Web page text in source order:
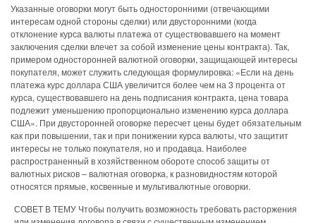
Указанные оговорки могут быть односторонними (отвечающими
интересам одной стороны сделки) или двусторонними (когда
отклонение курса валюты платежа от существовавшего на момент
заключения сделки влечет за собой изменение цены контракта). Так,
примером односторонней валютной оговорки, защищающей интересы
покупателя, может служить следующая формулировка: «Если на день
платежа курс доллара США увеличится более чем на 3 процента от
курса, существовавшего на день подписания контракта, цена товара
подлежит уменьшению пропорционально изменению курса доллара
США». При двусторонней оговорке пересчет цены будет обязательным
как при повышении, так и при понижении курса валюты, что защитит
интересы не только покупателя, но и продавца. Наиболее
распространенный в хозяйственном обороте способ защиты от
валютных рисков – валютная оговорка, к разновидностям которой
относятся прямые, косвенные и мультивалютные оговорки.
СОВЕТ В ТЕМУ Чтобы получить возможность требовать расторжения